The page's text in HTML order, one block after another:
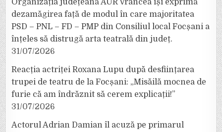
Organizația județeană AUR Vrancea își exprimă
dezamăgirea față de modul în care majoritatea
PSD – PNL – FD – PMP din Consiliul local Focșani a
înțeles să distrugă arta teatrală din județ.
31/07/2026
Reacția actriței Roxana Lupu după desființarea
trupei de teatru de la Focșani: „Misăilă mocnea de
furie că am îndrăznit să cerem explicații!”
31/07/2026
Actorul Adrian Damian îl acuză pe primarul